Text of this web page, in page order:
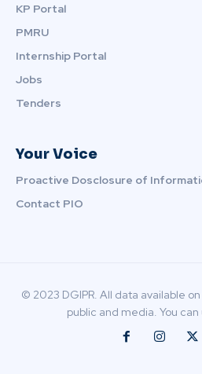
KP Portal
PMRU
Internship Portal
Jobs
Tenders
Your Voice
Proactive Dosclosure of
Contact PIO
© 2023 DGIPR. All data available
public and media. You